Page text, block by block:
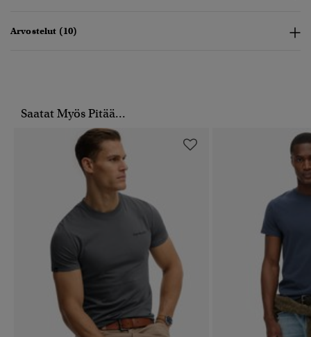
Arvostelut (10)
Saatat Myös Pitää...